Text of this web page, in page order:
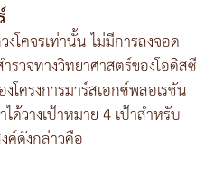
โคจรเท่านั้น ไม่มีการลงจอด
วจทางวิทยาศาสตร์ของโอดิสซี
โครงการมาร์สเอกซ์พลอเรชัน
วางเป้าหมาย 4 เป้าสำหรับ
ค์ดังกล่าวคือ